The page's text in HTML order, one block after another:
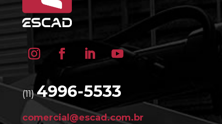
(11)4996-5533
comercial@escad.com.br